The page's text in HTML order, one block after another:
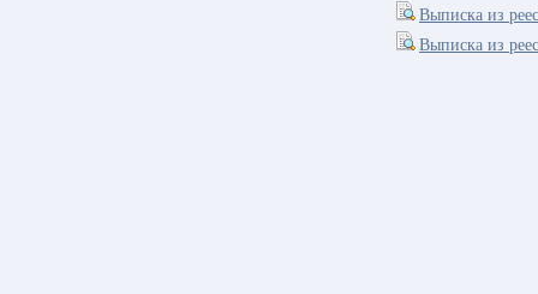
Выписка из
Выписка из